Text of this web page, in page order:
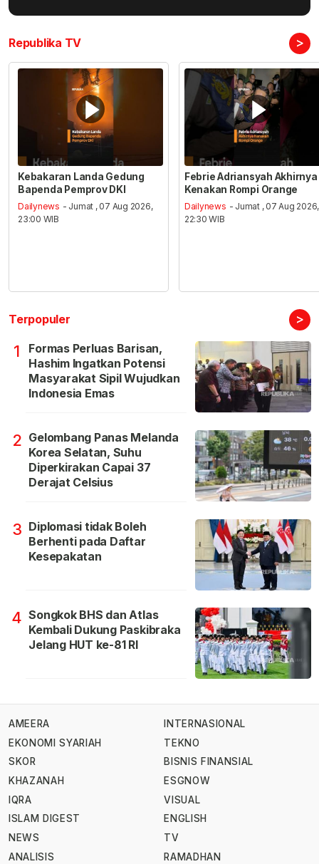
Republika TV >
Kebakaran Landa Gedung
Bapenda Pemprov DKI
Dailynews - Jumat , 07 Aug 2026,
23:00 WIB
Febrie Adriansyah Akhirnya
Kenakan Rompi Orange
Dailynews - Jumat , 07 Aug 2026,
22:30 WIB
Terpopuler >
1
Formas Perluas Barisan,
Hashim Ingatkan Potensi
Masyarakat Sipil Wujudkan
Indonesia Emas
2 Gelombang Panas Melanda
Korea Selatan, Suhu
Diperkirakan Capai 37
Derajat Celsius
3 Diplomasi tidak Boleh
Berhenti pada Daftar
Kesepakatan
4 Songkok BHS dan Atlas
Kembali Dukung Paskibraka
Jelang HUT ke-81 RI
AMEERA
EKONOMI SYARIAH
SKOR
KHAZANAH
IQRA
ISLAM DIGEST
NEWS
ANALISIS
INTERNASIONAL
TEKNO
BISNIS FINANSIAL
ESGNOW
VISUAL
ENGLISH
TV
RAMADHAN